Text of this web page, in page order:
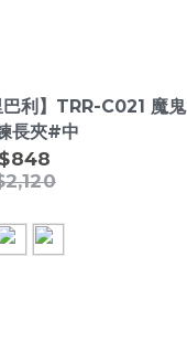
利】TRR-C021 魔鬼
長夾#中